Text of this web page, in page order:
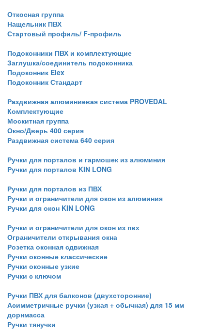
Откосная группа
Нащельник ПВХ
Стартовый профиль/ F-профиль
Подоконники ПВХ и комплектующие
Заглушка/соединитель подоконника
Подоконник Elex
Подоконник Стандарт
Раздвижная алюминиевая система PROVEDAL
Комплектующие
Москитная группа
Окно/Дверь 400 серия
Раздвижная система 640 серия
Ручки для порталов и гармошек из алюминия
Ручки для порталов KIN LONG
Ручки для порталов из ПВХ
Ручки и ограничители для окон из алюминия
Ручки для окон KIN LONG
Ручки и ограничители для окон из пвх
Ограничители открывания окна
Розетка оконная сдвижная
Ручки оконные классические
Ручки оконные узкие
Ручки с ключом
Ручки ПВХ для балконов (двухсторонние)
Асимметричные ручки (узкая + обычная) для 15 мм
дорнмасса
Ручки тянучки